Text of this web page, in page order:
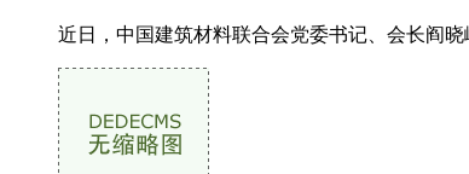
近日，中国建筑材料联合会党委书记、会长阎